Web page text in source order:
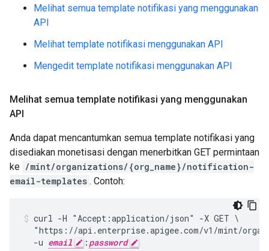
Melihat semua template notifikasi yang menggunakan
API
Melihat template notifikasi menggunakan API
Mengedit template notifikasi menggunakan API
Melihat semua template notifikasi yang menggunakan
API
Anda dapat mencantumkan semua template notifikasi yang
disediakan monetisasi dengan menerbitkan GET permintaan
ke /mint/organizations/{org_name}/notification-
email-templates . Contoh:
curl -H "Accept:application/json" -X GET \
"https://api.enterprise.apigee.com/v1/mint/
  -u
email : password